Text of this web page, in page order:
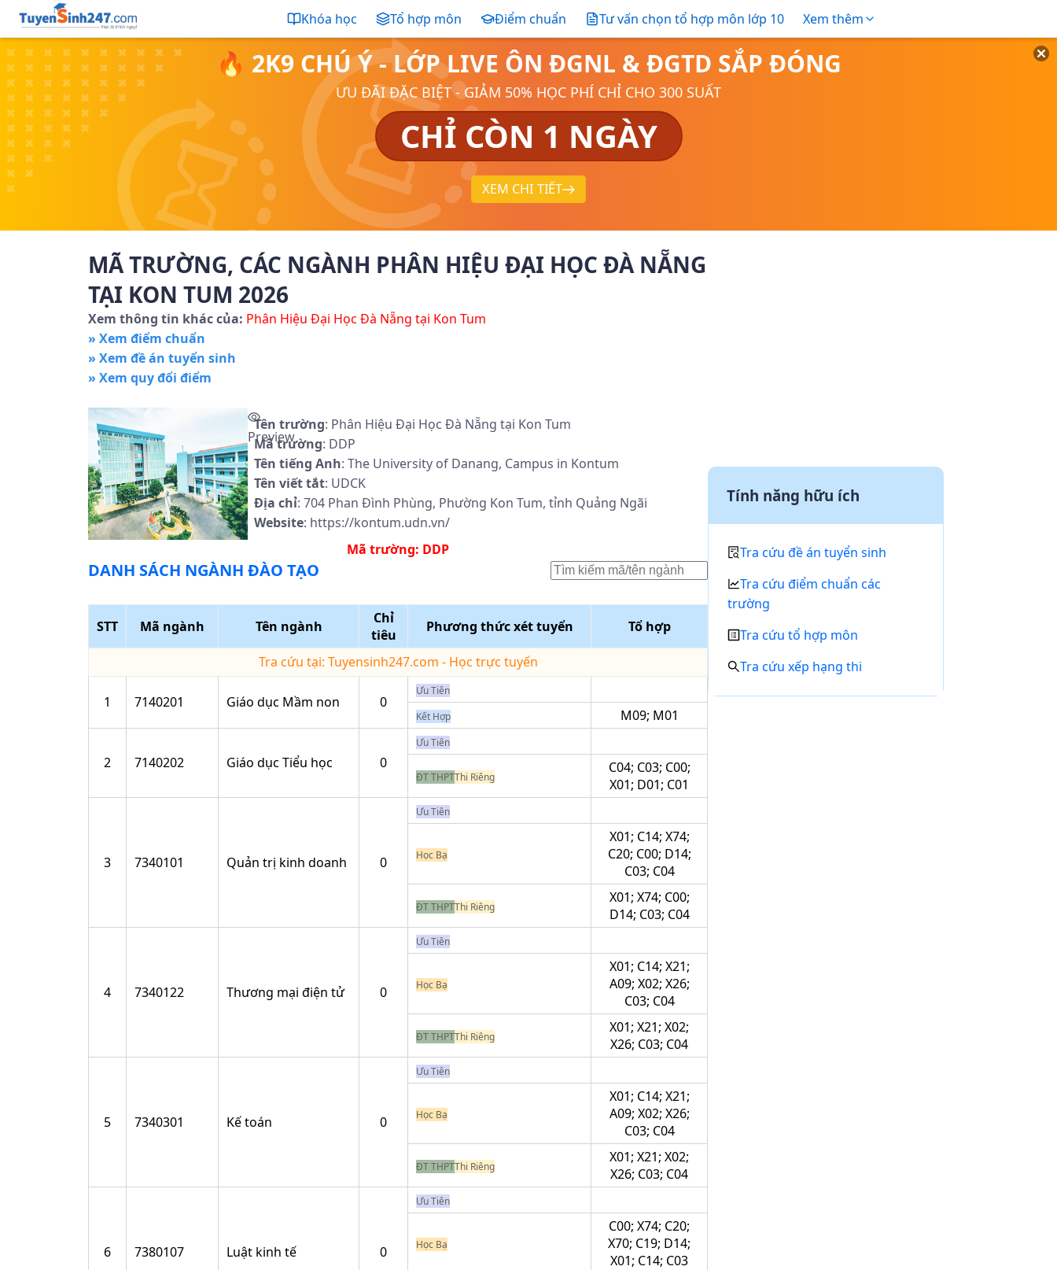
Khóa học Tổ hợp môn Điểm chuẩn Tư vấn chọn tổ hợp môn lớp 10 Xem thêm
🔥 2K9 CHÚ Ý - LỚP LIVE ÔN ĐGNL & ĐGTD SẮP ĐÓNG
ƯU ĐÃI ĐẶC BIỆT - GIẢM 50% HỌC PHÍ CHỈ CHO 300 SUẤT
CHỈ CÒN 1 NGÀY
XEM CHI TIẾT
MÃ TRƯỜNG, CÁC NGÀNH PHÂN HIỆU ĐẠI HỌC ĐÀ NẴNG
TẠI KON TUM 2026
Xem thông tin khác của: Phân Hiệu Đại Học Đà Nẵng tại Kon Tum
» Xem điểm chuẩn
» Xem đề án tuyển sinh
» Xem quy đổi điểm
Preview
Tên trường: Phân Hiệu Đại Học Đà Nẵng tại Kon Tum
Mã trường: DDP
Tên tiếng Anh: The University of Danang, Campus in Kontum
Tên viết tắt: UDCK
Địa chỉ: 704 Phan Đình Phùng, Phường Kon Tum, tỉnh Quảng Ngãi
Website: https://kontum.udn.vn/
Mã trường: DDP
DANH SÁCH NGÀNH ĐÀO TẠO
STT Mã ngành Tên ngành
Chỉ
tiêu
Phương thức xét tuyển Tổ hợp
Tra cứu tại: Tuyensinh247.com - Học trực tuyến
1 7140201 Giáo dục Mầm non 0
Ưu Tiên
Kết Hợp
M09; M01
2 7140202 Giáo dục Tiểu học 0
Ưu Tiên
ĐT THPTThi Riêng
C04; C03; C00;
X01; D01; C01
3 7340101 Quản trị kinh doanh 0
Ưu Tiên
Học Bạ
X01; C14; X74;
C20; C00; D14;
C03; C04
ĐT THPTThi Riêng
X01; X74; C00;
D14; C03; C04
4 7340122 Thương mại điện tử 0
Ưu Tiên
Học Bạ
X01; C14; X21;
A09; X02; X26;
C03; C04
ĐT THPTThi Riêng
X01; X21; X02;
X26; C03; C04
5 7340301 Kế toán 0
Ưu Tiên
Học Bạ
X01; C14; X21;
A09; X02; X26;
C03; C04
ĐT THPTThi Riêng
X01; X21; X02;
X26; C03; C04
6 7380107 Luật kinh tế 0
Ưu Tiên
Học Bạ
C00; X74; C20;
X70; C19; D14;
X01; C14; C03
Tính năng hữu ích
Tra cứu đề án tuyển sinh
Tra cứu điểm chuẩn các
trường
Tra cứu tổ hợp môn
Tra cứu xếp hạng thi